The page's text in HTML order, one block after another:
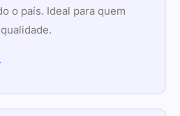
o país. Ideal para quem